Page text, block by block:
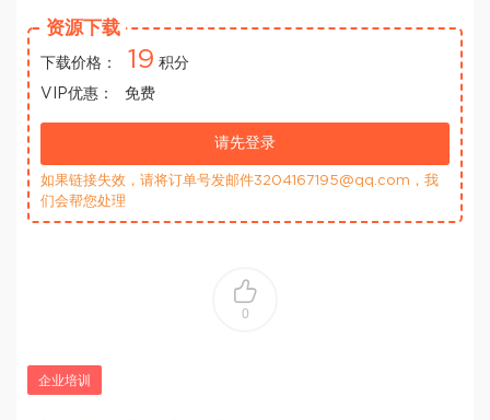
资源下载
下载价格： 19 积分
VIP优惠：
免费
请先登录
如果链接失效，请将订单号发邮件3204167195@qq.com，我
们会帮您处理
0
企业培训